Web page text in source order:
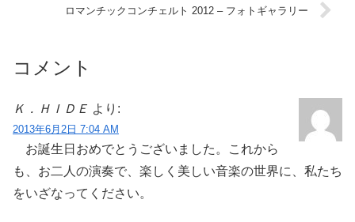
ロマンチックコンチェルト 2012 – フォトギャラリー
コメント
Ｋ．ＨＩＤＥ より:
2013年6月2日 7:04 AM
お誕生日おめでとうございました。これから
も、お二人の演奏で、楽しく美しい音楽の世界に、私たち
をいざなってください。